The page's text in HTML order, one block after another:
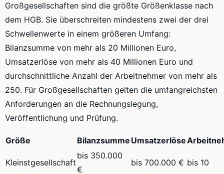
Großgesellschaften sind die größte Größenklasse nach
dem HGB. Sie überschreiten mindestens zwei der drei
Schwellenwerte in einem größeren Umfang:
Bilanzsumme von mehr als 20 Millionen Euro,
Umsatzerlöse von mehr als 40 Millionen Euro und
durchschnittliche Anzahl der Arbeitnehmer von mehr als
250. Für Großgesellschaften gelten die umfangreichsten
Anforderungen an die Rechnungslegung,
Veröffentlichung und Prüfung.
Größe Bilanzsumme Umsatzerlöse
Kleinstgesellschaft
bis 350.000
€
bis 700.000 € bis 10